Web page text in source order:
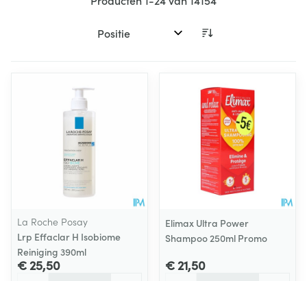
Sorteer op:
La Roche Posay
Lrp Effaclar H Isobiome
Reiniging 390ml
€ 25,50
Elimax Ultra Power
Shampoo 250ml Promo
€ 21,50